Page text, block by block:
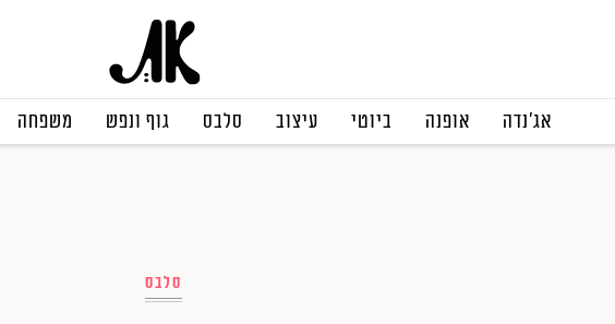
אג׳נדה אופנה ביוטי עיצוב סלבס גוף ונפש משפחה
סלבס